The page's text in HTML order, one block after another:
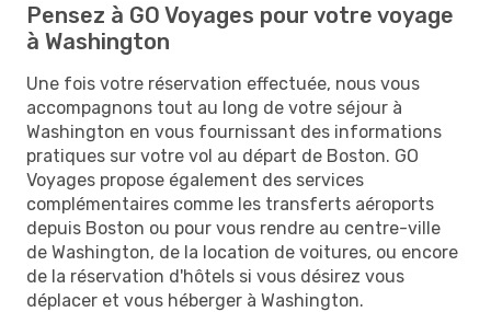
Pensez à GO Voyages pour votre voyage
à Washington
Une fois votre réservation effectuée, nous vous
accompagnons tout au long de votre séjour à
Washington en vous fournissant des informations
pratiques sur votre vol au départ de Boston. GO
Voyages propose également des services
complémentaires comme les transferts aéroports
depuis Boston ou pour vous rendre au centre-ville
de Washington, de la location de voitures, ou encore
de la réservation d'hôtels si vous désirez vous
déplacer et vous héberger à Washington.